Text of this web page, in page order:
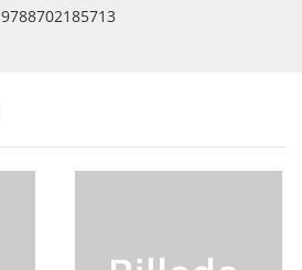
9788702185713